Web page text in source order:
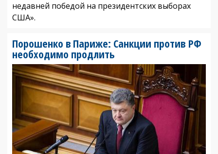
недавней победой на президентских выборах
США».
Порошенко в Париже: Санкции против РФ
необходимо продлить